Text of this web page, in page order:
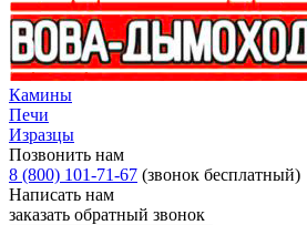
Камины
Печи
Изразцы
Позвонить нам
8 (800) 101-71-67 (звонок бесплатный)
Написать нам
заказать обратный звонок